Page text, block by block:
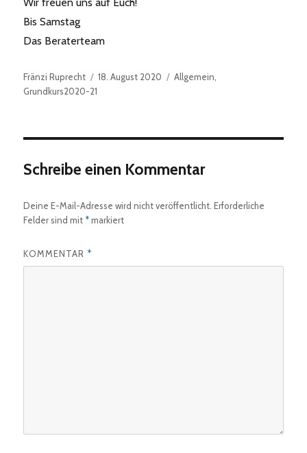
Bis Samstag
Das Beraterteam
Autor
Fränzi Ruprecht
Veröffentlicht
18. August 2020 Kategorien
Allgemein
Grundkurs2020-21
Schreibe einen Kommentar
Deine E-Mail-Adresse wird nicht veröffentlicht. Erforderliche
Felder sind mit *markiert
KOMMENTAR *